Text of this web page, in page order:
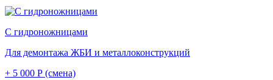
С гидроножницами
Для демонтажа ЖБИ и металлоконструкций
+ 5 000 Р (смена)